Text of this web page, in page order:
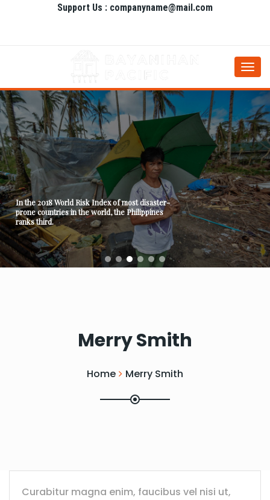
Support Us : companyname@mail.com
In the 2018 World Risk Index of most disaster-
prone countries in the world, the Philippines
ranks third.
Merry Smith
Home Merry Smith
Curabitur magna enim, faucibus vel nisi ut,